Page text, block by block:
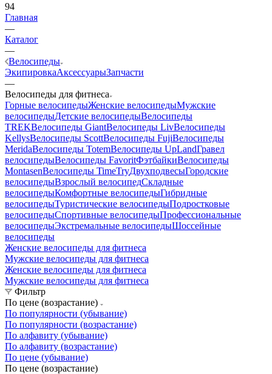
94
Главная
—
Каталог
—
Велосипеды
ЭкипировкаАксессуарыЗапчасти
—
Велосипеды для фитнеса
Горные велосипедыЖенские велосипедыМужские
велосипедыДетские велосипедыВелосипеды
TREKВелосипеды GiantВелосипеды LivВелосипеды
KellysВелосипеды ScottВелосипеды FujiВелосипеды
MeridaВелосипеды TotemВелосипеды UpLandГравел
велосипедыВелосипеды FavoritФэтбайкиВелосипеды
MontasenВелосипеды TimeTryДвухподвесыГородские
велосипедыВзрослый велосипедСкладные
велосипедыКомфортные велосипедыГибридные
велосипедыТуристические велосипедыПодростковые
велосипедыСпортивные велосипедыПрофессиональные
велосипедыЭкстремальные велосипедыШоссейные
велосипеды
Женские велосипеды для фитнеса
Мужские велосипеды для фитнеса
Женские велосипеды для фитнеса
Мужские велосипеды для фитнеса
Фильтр
По цене (возрастание)
По популярности (убывание)
По популярности (возрастание)
По алфавиту (убывание)
По алфавиту (возрастание)
По цене (убывание)
По цене (возрастание)